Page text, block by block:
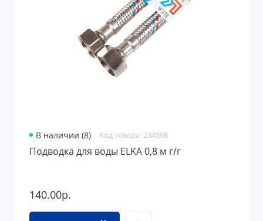
В наличии (8) Код товара: 234598
Подводка для воды ELKA 0,8 м г/г
140.00р.